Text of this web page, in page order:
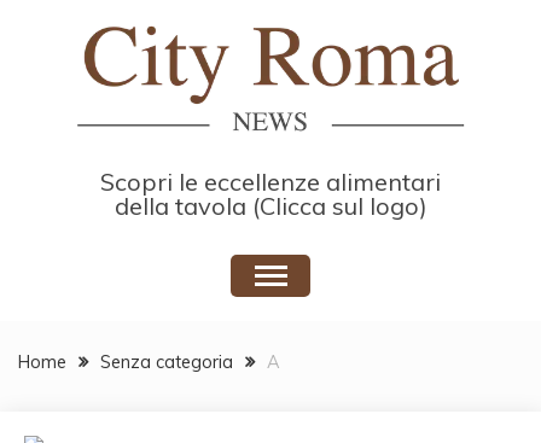
Scopri le eccellenze alimentari
della tavola (Clicca sul logo)
Home Senza categoria A